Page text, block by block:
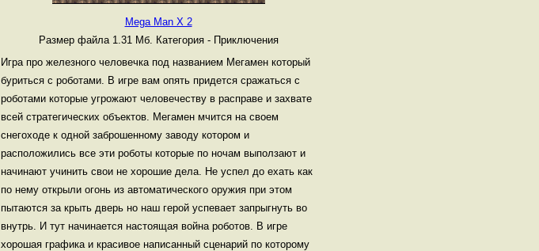
Mega Man X 2
Размер файла 1.31 Мб. Категория - Приключения
Игра про железного человечка под названием Мегамен который
буриться с роботами. В игре вам опять придется сражаться с
роботами которые угрожают человечеству в расправе и захвате
всей стратегических объектов. Мегамен мчится на своем
снегоходе к одной заброшенному заводу котором и
расположились все эти роботы которые по ночам выползают и
начинают учинить свои не хорошие дела. Не успел до ехать как
по нему открыли огонь из автоматического оружия при этом
пытаются за крыть дверь но наш герой успевает запрыгнуть во
внутрь. И тут начинается настоящая война роботов. В игре
хорошая графика и красивое написанный сценарий по которому